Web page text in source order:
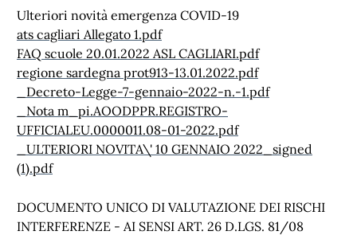
Ulteriori novità emergenza COVID-19
ats cagliari Allegato 1.pdf
FAQ scuole 20.01.2022 ASL CAGLIARI.pdf
regione sardegna prot913-13.01.2022.pdf
_Decreto-Legge-7-gennaio-2022-n.-1.pdf
_Nota m_pi.AOODPPR.REGISTRO-
UFFICIALEU.0000011.08-01-2022.pdf
_ULTERIORI NOVITA\' 10 GENNAIO 2022_signed
(1).pdf
DOCUMENTO UNICO DI VALUTAZIONE DEI RISCHI
INTERFERENZE - AI SENSI ART. 26 D.LGS. 81/08